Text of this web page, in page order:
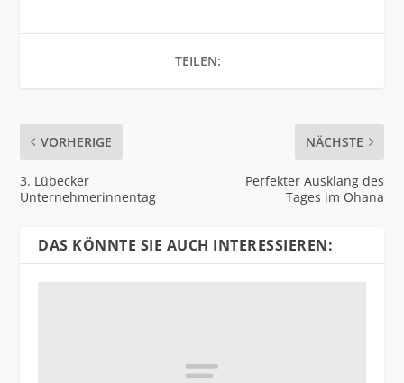
TEILEN:
VORHERIGE
3. Lübecker
Unternehmerinnentag
NÄCHSTE
Perfekter Ausklang des
Tages im Ohana
DAS KÖNNTE SIE AUCH INTERESSIEREN: